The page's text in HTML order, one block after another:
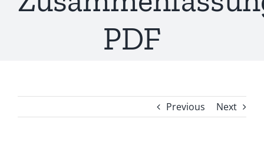
PDF
Previous Next